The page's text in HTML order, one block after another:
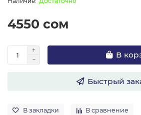
4550 сом
В
Быстрый
В закладки В сравнение